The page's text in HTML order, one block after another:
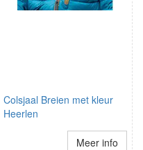
Colsjaal Breien met kleur
Heerlen
Meer info